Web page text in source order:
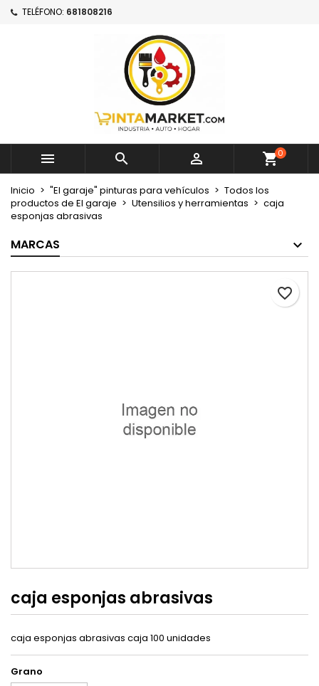
TELÉFONO: 681808216
   0
Inicio "El garaje" pinturas para vehículos
Todos los
productos de El garaje
Utensilios y herramientas
caja
esponjas abrasivas
MARCAS
caja esponjas abrasivas
caja esponjas abrasivas caja 100 unidades
Grano
favorite_border
Crear nueva lista
Nombre de la lista de deseos
Debe iniciar sesión para guardar productos en su
Cancelar Iniciar sesión